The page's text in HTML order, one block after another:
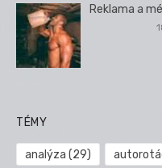
Reklama a
TÉMY
analýza (29)